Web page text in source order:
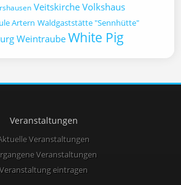
Veitskirche Volkshaus
Artern Waldgaststätte "Sennhütte"
Weintraube White Pig
Veranstaltungen
Veranstaltungen
Veranstaltungen
Veranstaltung eintragen